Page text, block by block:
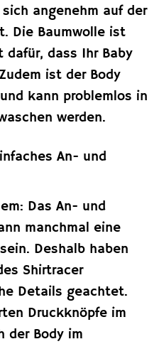
angenehm auf der
Die Baumwolle ist
dass Ihr Baby
ist der Body
kann problemlos in
werden.
An- und
Das An- und
manchmal eine
Deshalb haben
Shirtracer
Details geachtet.
Druckknöpfe im
der Body im